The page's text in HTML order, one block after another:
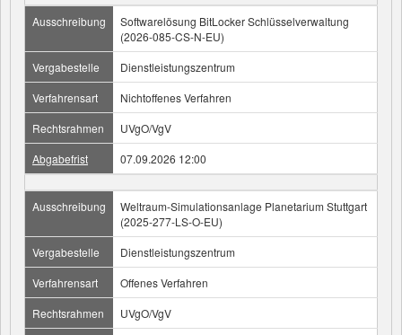
Ausschreibung
Softwarelösung BitLocker Schlüsselverwaltung
(2026-085-CS-N-EU)
Vergabestelle
Dienstleistungszentrum
Verfahrensart
Nichtoffenes Verfahren
Rechtsrahmen
UVgO/VgV
Abgabefrist
07.09.2026 12:00
Ausschreibung
Weltraum-Simulationsanlage Planetarium Stuttgart
(2025-277-LS-O-EU)
Vergabestelle
Dienstleistungszentrum
Verfahrensart
Offenes Verfahren
Rechtsrahmen
UVgO/VgV